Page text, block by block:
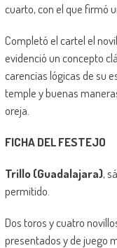
cuarto, con el que firmó
Completó el cartel el
evidenció un concepto
carencias lógicas de su
temple y buenas
oreja.
FICHA DEL FESTEJO
Trillo (Guadalajara),
permitido.
Dos toros y cuatro
presentados y de juego